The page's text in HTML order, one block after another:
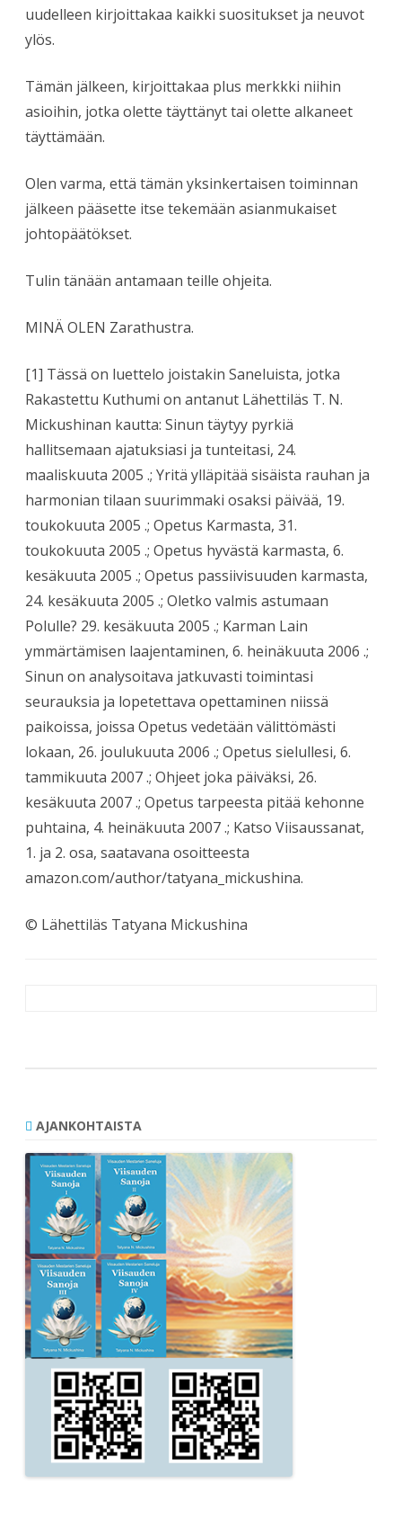
uudelleen kirjoittakaa kaikki suositukset ja neuvot
ylös.
Tämän jälkeen, kirjoittakaa plus merkkki niihin
asioihin, jotka olette täyttänyt tai olette alkaneet
täyttämään.
Olen varma, että tämän yksinkertaisen toiminnan
jälkeen pääsette itse tekemään asianmukaiset
johtopäätökset.
Tulin tänään antamaan teille ohjeita.
MINÄ OLEN Zarathustra.
[1] Tässä on luettelo joistakin Saneluista, jotka
Rakastettu Kuthumi on antanut Lähettiläs T. N.
Mickushinan kautta: Sinun täytyy pyrkiä
hallitsemaan ajatuksiasi ja tunteitasi, 24.
maaliskuuta 2005 .; Yritä ylläpitää sisäista rauhan ja
harmonian tilaan suurimmaki osaksi päivää, 19.
toukokuuta 2005 .; Opetus Karmasta, 31.
toukokuuta 2005 .; Opetus hyvästä karmasta, 6.
kesäkuuta 2005 .; Opetus passiivisuuden karmasta,
24. kesäkuuta 2005 .; Oletko valmis astumaan
Polulle? 29. kesäkuuta 2005 .; Karman Lain
ymmärtämisen laajentaminen, 6. heinäkuuta 2006 .;
Sinun on analysoitava jatkuvasti toimintasi
seurauksia ja lopetettava opettaminen niissä
paikoissa, joissa Opetus vedetään välittömästi
lokaan, 26. joulukuuta 2006 .; Opetus sielullesi, 6.
tammikuuta 2007 .; Ohjeet joka päiväksi, 26.
kesäkuuta 2007 .; Opetus tarpeesta pitää kehonne
puhtaina, 4. heinäkuuta 2007 .; Katso Viisaussanat,
1. ja 2. osa, saatavana osoitteesta
amazon.com/author/tatyana_mickushina.
© Lähettiläs Tatyana Mickushina
AJANKOHTAISTA